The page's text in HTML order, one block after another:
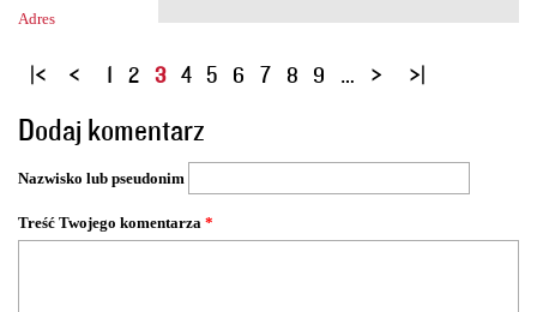
Adres
S
r
o
y
1 2 3 4 5 6 7 8 9 …
Dodaj komentarz
Nazwisko lub pseudonim
Treść Twojego komentarza *